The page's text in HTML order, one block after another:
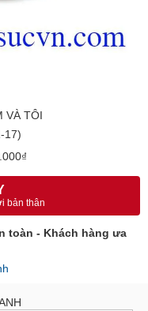
VÀ TÔI
17)
bản thân
toàn - Khách hàng ưa